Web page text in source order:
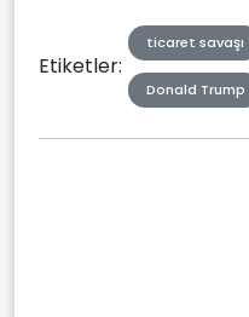
Etiketler:
ticaret savaşı
Donald Trump